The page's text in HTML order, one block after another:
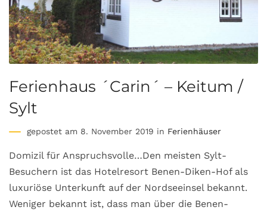
Ferienhaus ´Carin´ – Keitum /
Sylt
gepostet am 8. November 2019 in Ferienhäuser
Domizil für Anspruchsvolle…Den meisten Sylt-
Besuchern ist das Hotelresort Benen-Diken-Hof als
luxuriöse Unterkunft auf der Nordseeinsel bekannt.
Weniger bekannt ist, dass man über die Benen-